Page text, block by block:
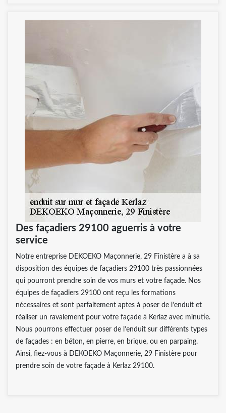
Des façadiers 29100 aguerris à votre
service
Notre entreprise DEKOEKO Maçonnerie, 29 Finistère a à sa
disposition des équipes de façadiers 29100 très passionnées
qui pourront prendre soin de vos murs et votre façade. Nos
équipes de façadiers 29100 ont reçu les formations
nécessaires et sont parfaitement aptes à poser de l’enduit et
réaliser un ravalement pour votre façade à Kerlaz avec minutie.
Nous pourrons effectuer poser de l’enduit sur différents types
de façades : en béton, en pierre, en brique, ou en parpaing.
Ainsi, fiez-vous à DEKOEKO Maçonnerie, 29 Finistère pour
prendre soin de votre façade à Kerlaz 29100.